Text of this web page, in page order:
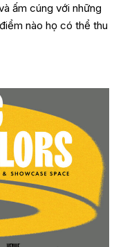
ấm cúng với những
nào họ có thể thu